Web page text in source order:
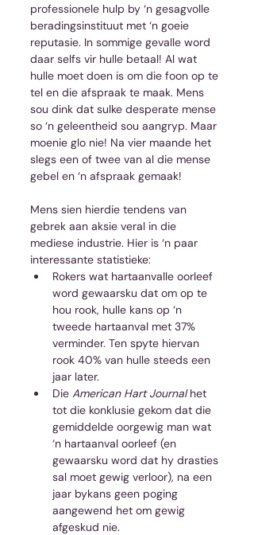
professionele hulp by ‘n gesagvolle
beradingsinstituut met ‘n goeie
reputasie. In sommige gevalle word
daar selfs vir hulle betaal! Al wat
hulle moet doen is om die foon op te
tel en die afspraak te maak. Mens
sou dink dat sulke desperate mense
so ‘n geleentheid sou aangryp. Maar
moenie glo nie! Na vier maande het
slegs een of twee van al die mense
gebel en ‘n afspraak gemaak!
Mens sien hierdie tendens van
gebrek aan aksie veral in die
mediese industrie. Hier is ‘n paar
interessante statistieke:
Rokers wat hartaanvalle oorleef
word gewaarsku dat om op te
hou rook, hulle kans op ‘n
tweede hartaanval met 37%
verminder. Ten spyte hiervan
rook 40% van hulle steeds een
jaar later.
Die American Hart Journal het
tot die konklusie gekom dat die
gemiddelde oorgewig man wat
‘n hartaanval oorleef (en
gewaarsku word dat hy drasties
sal moet gewig verloor), na een
jaar bykans geen poging
aangewend het om gewig
afgeskud nie.